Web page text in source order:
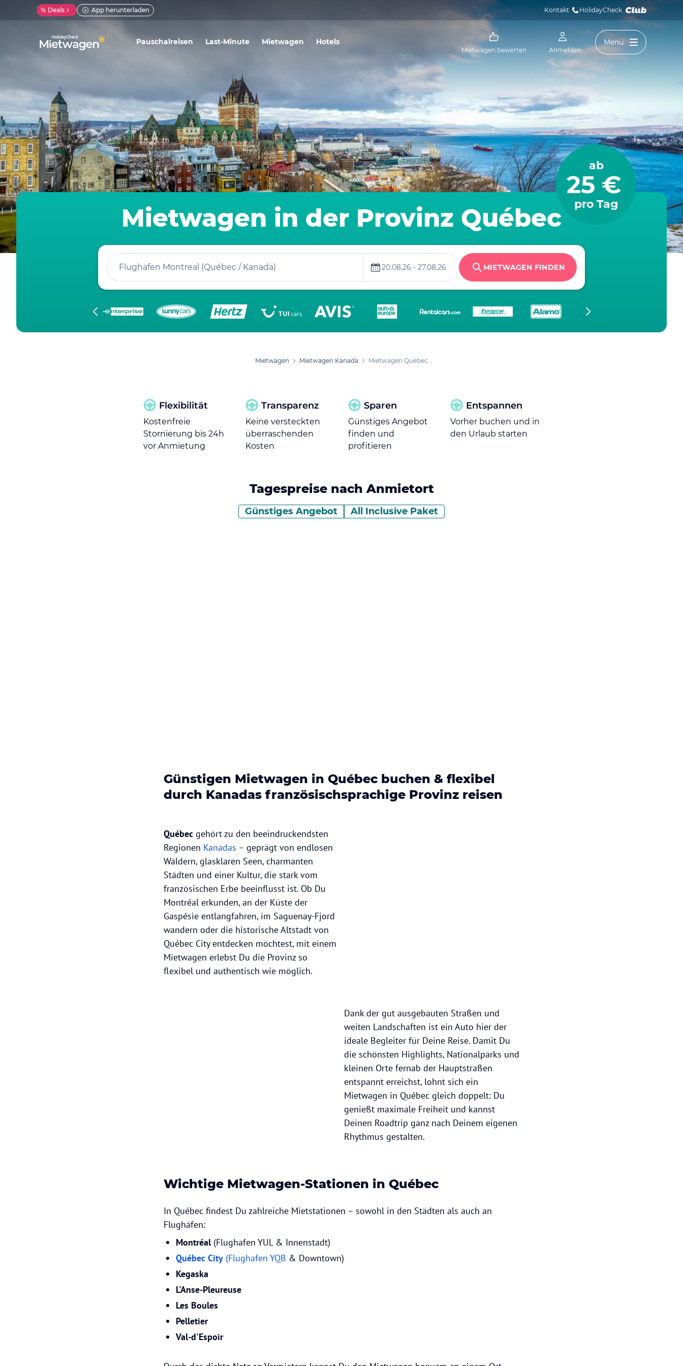
% Deals App herunterladen Kontakt HolidayCheck
Pauschalreisen Last-Minute Mietwagen Hotels
Mietwagen bewerten Anmelden
Menü
ab
25 €
pro Tag
Mietwagen in der Provinz Québec
Flughafen Montreal (Québec / Kanada) 20.08.26 - 27.08.26 MIETWAGEN FINDEN
Mietwagen Mietwagen Kanada Mietwagen Québec
Flexibilität
Kostenfreie
Stornierung bis 24h
vor Anmietung
Transparenz
Keine versteckten
überraschenden
Kosten
Sparen
Günstiges Angebot
finden und
profitieren
Entspannen
Vorher buchen und in
den Urlaub starten
Tagespreise nach Anmietort
Günstiges Angebot All Inclusive Paket
Günstigen Mietwagen in Québec buchen & flexibel
durch Kanadas französischsprachige Provinz reisen
Québec gehört zu den beeindruckendsten
Regionen Kanadas – geprägt von endlosen
Wäldern, glasklaren Seen, charmanten
Städten und einer Kultur, die stark vom
französischen Erbe beeinflusst ist. Ob Du
Montréal erkunden, an der Küste der
Gaspésie entlangfahren, im Saguenay-Fjord
wandern oder die historische Altstadt von
Québec City entdecken möchtest, mit einem
Mietwagen erlebst Du die Provinz so
flexibel und authentisch wie möglich.
Dank der gut ausgebauten Straßen und
weiten Landschaften ist ein Auto hier der
ideale Begleiter für Deine Reise. Damit Du
die schönsten Highlights, Nationalparks und
kleinen Orte fernab der Hauptstraßen
entspannt erreichst, lohnt sich ein
Mietwagen in Québec gleich doppelt: Du
genießt maximale Freiheit und kannst
Deinen Roadtrip ganz nach Deinem eigenen
Rhythmus gestalten.
Wichtige Mietwagen-Stationen in Québec
In Québec findest Du zahlreiche Mietstationen – sowohl in den Städten als auch an
Flughäfen:
Montréal(Flughafen YUL & Innenstadt)
Québec City (Flughafen YQB & Downtown)
Kegaska
L'Anse-Pleureuse
Les Boules
Pelletier
Val-d'Espoir